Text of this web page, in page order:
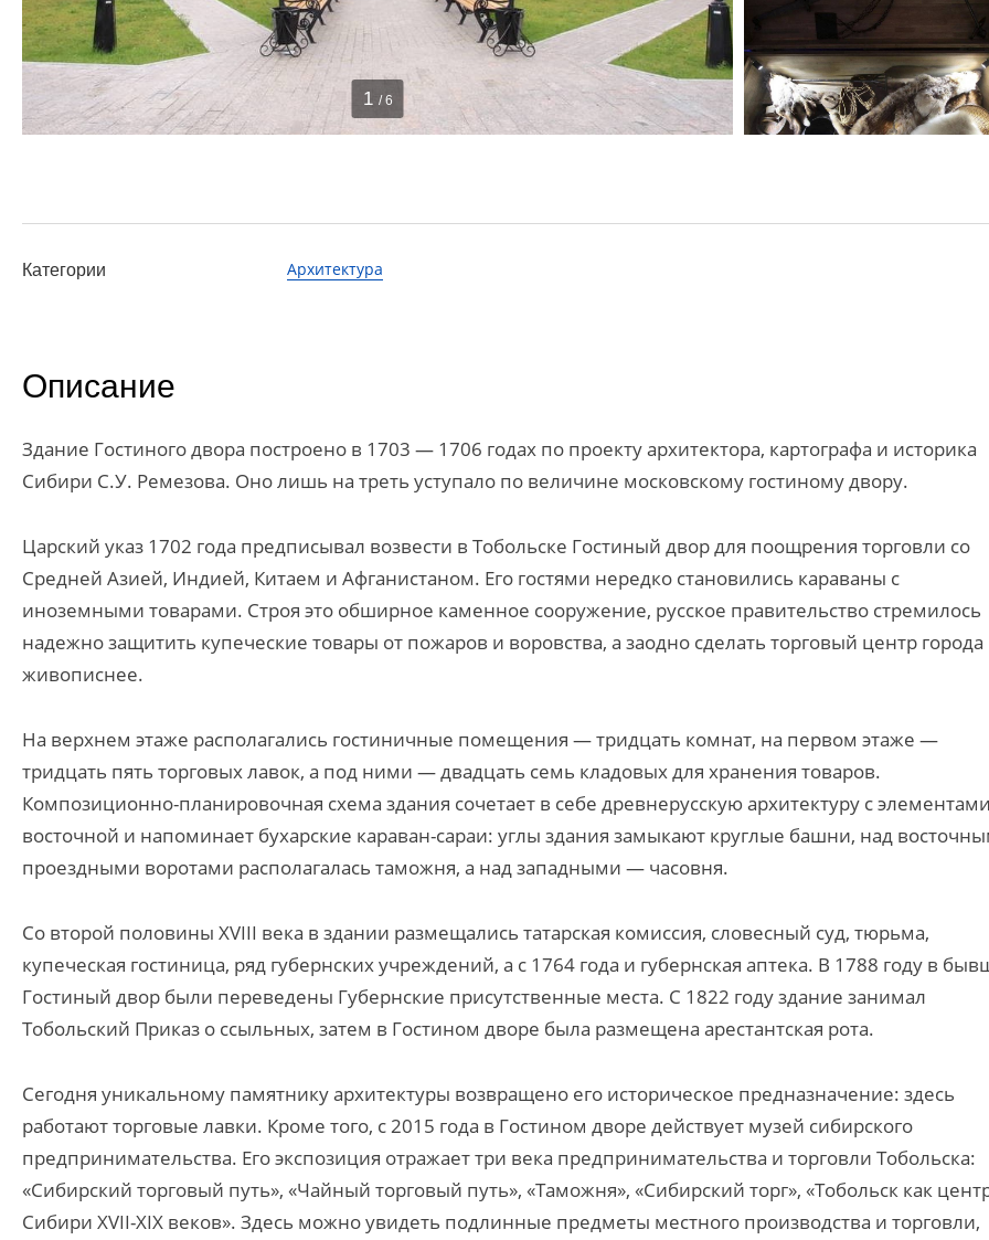
1 / 6
Категории Архитектура
Описание
Здание Гостиного двора построено в 1703 — 1706 годах по проекту архитектора, картографа и историка
Сибири С.У. Ремезова. Оно лишь на треть уступало по величине московскому гостиному двору.
Царский указ 1702 года предписывал возвести в Тобольске Гостиный двор для поощрения торговли со
Средней Азией, Индией, Китаем и Афганистаном. Его гостями нередко становились караваны с
иноземными товарами. Строя это обширное каменное сооружение, русское правительство стремилось
надежно защитить купеческие товары от пожаров и воровства, а заодно сделать торговый центр города
живописнее.
На верхнем этаже располагались гостиничные помещения — тридцать комнат, на первом этаже —
тридцать пять торговых лавок, а под ними — двадцать семь кладовых для хранения товаров.
Композиционно-планировочная схема здания сочетает в себе древнерусскую архитектуру с
восточной и напоминает бухарские караван-сараи: углы здания замыкают круглые башни, над
проездными воротами располагалась таможня, а над западными — часовня.
Со второй половины XVIII века в здании размещались татарская комиссия, словесный суд, тюрьма,
купеческая гостиница, ряд губернских учреждений, а с 1764 года и губернская аптека. В 1788 году в
Гостиный двор были переведены Губернские присутственные места. С 1822 году здание занимал
Тобольский Приказ о ссыльных, затем в Гостином дворе была размещена арестантская рота.
Сегодня уникальному памятнику архитектуры возвращено его историческое предназначение: здесь
работают торговые лавки. Кроме того, с 2015 года в Гостином дворе действует музей сибирского
предпринимательства. Его экспозиция отражает три века предпринимательства и торговли Тобольска:
«Сибирский торговый путь», «Чайный торговый путь», «Таможня», «Сибирский торг», «Тобольск как
Сибири XVII-XIX веков». Здесь можно увидеть подлинные предметы местного производства и торговли,